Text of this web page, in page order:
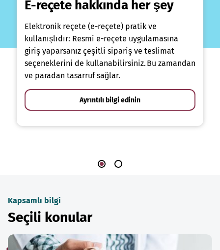
E-reçete hakkında her şey
Elektronik reçete (e-reçete) pratik ve
kullanışlıdır: Resmi e-reçete uygulamasına
giriş yaparsanız çeşitli sipariş ve teslimat
seçeneklerini de kullanabilirsiniz. Bu zamandan
ve paradan tasarruf sağlar.
Ayrıntılı bilgi edinin
Kapsamlı bilgi
Seçili konular